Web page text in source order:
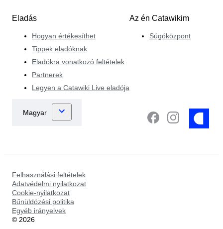
Eladás
Hogyan értékesíthet
Tippek eladóknak
Eladókra vonatkozó feltételek
Partnerek
Legyen a Catawiki Live eladója
Az én Catawikim
Súgóközpont
Felhasználási feltételek
Adatvédelmi nyilatkozat
Cookie-nyilatkozat
Bűnüldözési politika
Egyéb irányelvek
© 2026